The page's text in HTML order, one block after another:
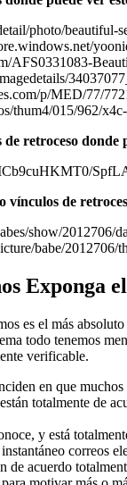
photo/beautiful-
AFS0331083-
p/MED/77/
thum4/015/962/
retroceso
vínculos de
show/2012706/
babe/2012706/
Exponga
es el más
todo tenemos
verificable.
en que
totalmente de
y está
correos
de acuerdo